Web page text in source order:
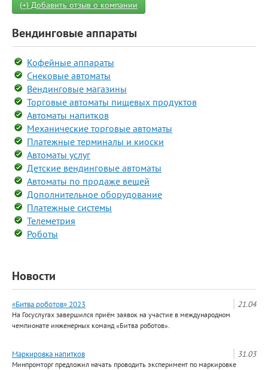
(+) Добавить отзыв о компании
Вендинговые аппараты
Кофейные аппараты
Снековые автоматы
Вендинговые магазины
Торговые автоматы пищевых продуктов
Автоматы напитков
Механические торговые автоматы
Платежные терминалы и киоски
Автоматы услуг
Детские вендинговые автоматы
Автоматы по продаже вещей
Дополнительное оборудование
Платежные системы
Телеметрия
Роботы
Новости
21.04
«Битва роботов» 2023
На Госуслугах завершился приём заявок на участие в международном
чемпионате инженерных команд «Битва роботов».
31.03
Маркировка напитков
Минпромторг предложил начать проводить эксперимент по маркировке